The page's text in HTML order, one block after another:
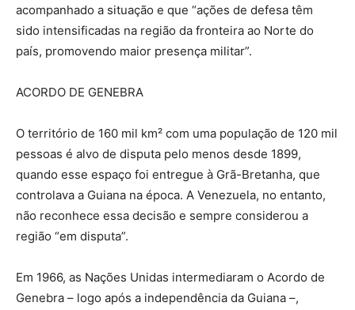
acompanhado a situação e que “ações de defesa têm
sido intensificadas na região da fronteira ao Norte do
país, promovendo maior presença militar”.
ACORDO DE GENEBRA
O território de 160 mil km² com uma população de 120 mil
pessoas é alvo de disputa pelo menos desde 1899,
quando esse espaço foi entregue à Grã-Bretanha, que
controlava a Guiana na época. A Venezuela, no entanto,
não reconhece essa decisão e sempre considerou a
região “em disputa”.
Em 1966, as Nações Unidas intermediaram o Acordo de
Genebra – logo após a independência da Guiana –,